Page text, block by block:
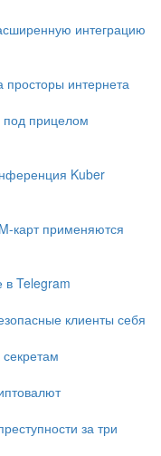
интеграцию
интернета
под прицелом
Kuber
карт применяются
в Telegram
клиенты себя
за три